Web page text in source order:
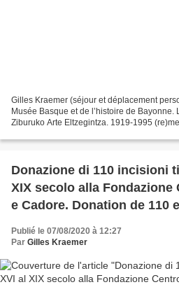
Gilles Kraemer (séjour et déplacement
Musée Basque et de l’histoire de Bayonne.
Ziburuko Arte Eltzegintza. 1919-1995
Donazione di 110 incisioni
XIX secolo alla Fondazione
e Cadore. Donation de 110
au Titien à la Fondation
Pieve di Cadore
Publié le 07/08/2020 à 12:27
Par Gilles Kraemer